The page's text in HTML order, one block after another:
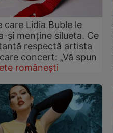
care Lidia Buble le
și menține silueta. Ce
respectă artista
concert: „Vă spun
românești